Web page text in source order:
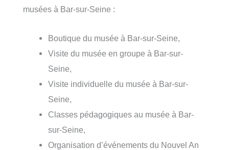
musées à Bar-sur-Seine :
Boutique du musée à Bar-sur-Seine,
Visite du musée en groupe à Bar-sur-
Seine,
Visite individuelle du musée à Bar-sur-
Seine,
Classes pédagogiques au musée à Bar-
sur-Seine,
Organisation d’événements du Nouvel An